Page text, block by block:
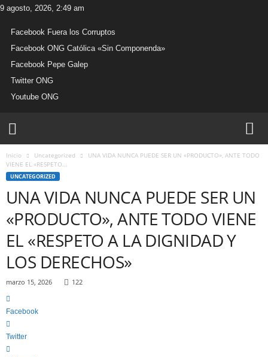
9 agosto, 2026, 2:49 am
Facebook Fuera los Corruptos
Facebook ONG Católica «Sin Componenda»
Facebook Pepe Galep
Twitter ONG
Youtube ONG
b
Inicio Uncategorized
UNA VIDA NUNCA PUEDE SER UN «PRODUCTO», ANTE TODO
VIENE EL «RESPETO...
UNCATEGORIZED
UNA VIDA NUNCA PUEDE SER UN
«PRODUCTO», ANTE TODO VIENE
EL «RESPETO A LA DIGNIDAD Y
LOS DERECHOS»
marzo 15, 2026 122
Facebook
Twitter